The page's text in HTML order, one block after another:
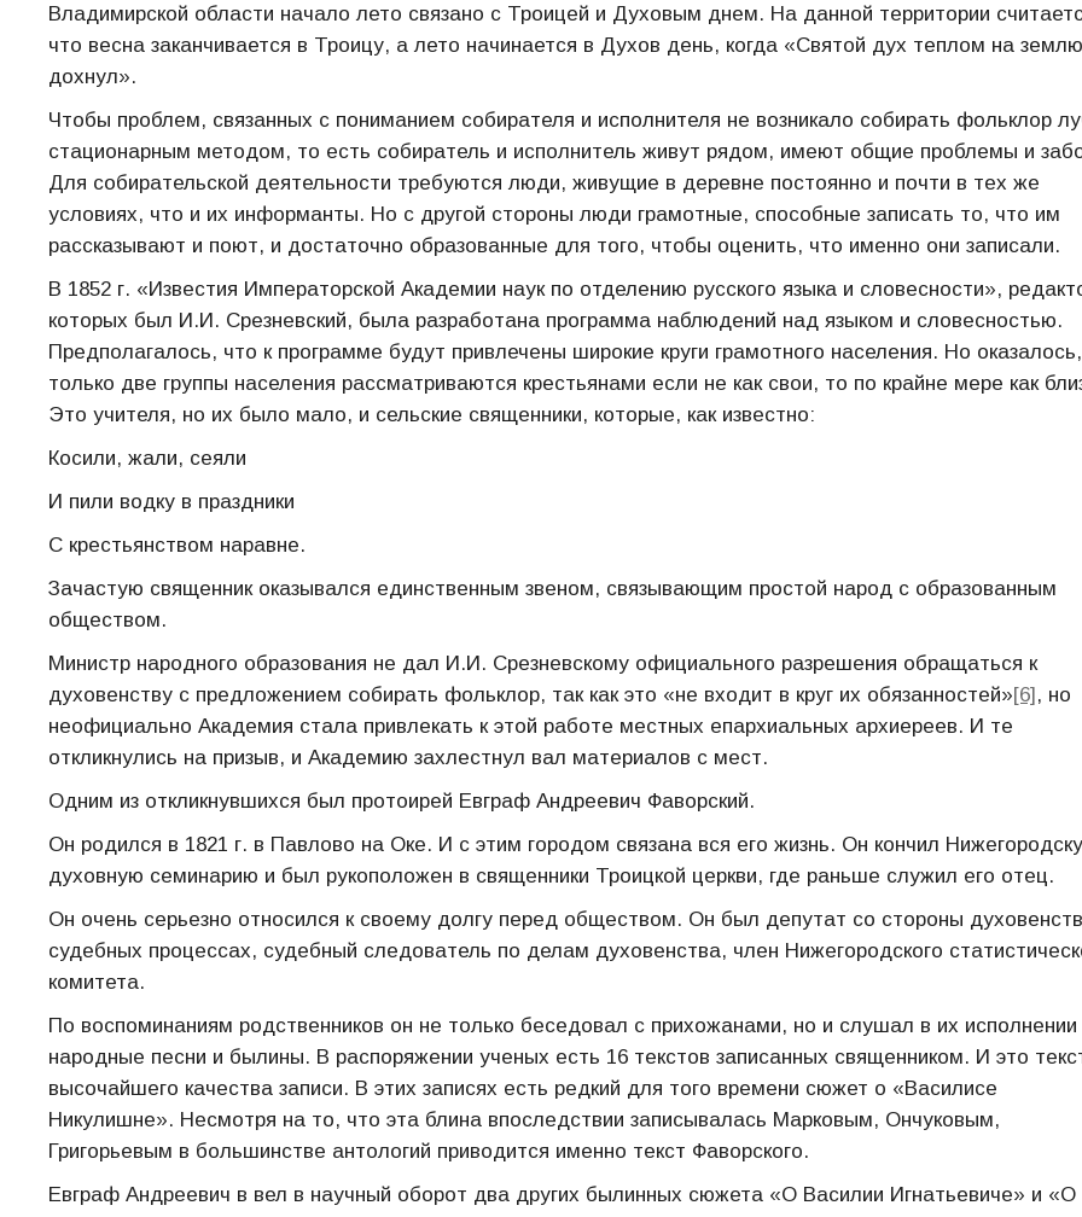
Владимирской области начало лето связано с Троицей и Духовым днем. На данной территории
что весна заканчивается в Троицу, а лето начинается в Духов день, когда «Святой дух теплом на землю
дохнул».
Чтобы проблем, связанных с пониманием собирателя и исполнителя не возникало собирать фольклор
стационарным методом, то есть собиратель и исполнитель живут рядом, имеют общие проблемы и
Для собирательской деятельности требуются люди, живущие в деревне постоянно и почти в тех же
условиях, что и их информанты. Но с другой стороны люди грамотные, способные записать то, что им
рассказывают и поют, и достаточно образованные для того, чтобы оценить, что именно они записали.
В 1852 г. «Известия Императорской Академии наук по отделению русского языка и словесности»,
которых был И.И. Срезневский, была разработана программа наблюдений над языком и словесностью.
Предполагалось, что к программе будут привлечены широкие круги грамотного населения. Но
только две группы населения рассматриваются крестьянами если не как свои, то по крайне мере как
Это учителя, но их было мало, и сельские священники, которые, как известно:
Косили, жали, сеяли
И пили водку в праздники
С крестьянством наравне.
Зачастую священник оказывался единственным звеном, связывающим простой народ с образованным
обществом.
Министр народного образования не дал И.И. Срезневскому официального разрешения обращаться к
духовенству с предложением собирать фольклор, так как это «не входит в круг их обязанностей»[6], но
неофициально Академия стала привлекать к этой работе местных епархиальных архиереев. И те
откликнулись на призыв, и Академию захлестнул вал материалов с мест.
Одним из откликнувшихся был протоирей Евграф Андреевич Фаворский.
Он родился в 1821 г. в Павлово на Оке. И с этим городом связана вся его жизнь. Он кончил
духовную семинарию и был рукоположен в священники Троицкой церкви, где раньше служил его отец.
Он очень серьезно относился к своему долгу перед обществом. Он был депутат со стороны
судебных процессах, судебный следователь по делам духовенства, член Нижегородского
комитета.
По воспоминаниям родственников он не только беседовал с прихожанами, но и слушал в их исполнении
народные песни и былины. В распоряжении ученых есть 16 текстов записанных священником. И это
высочайшего качества записи. В этих записях есть редкий для того времени сюжет о «Василисе
Никулишне». Несмотря на то, что эта блина впоследствии записывалась Марковым, Ончуковым,
Григорьевым в большинстве антологий приводится именно текст Фаворского.
Евграф Андреевич в вел в научный оборот два других былинных сюжета «О Василии Игнатьевиче» и «О